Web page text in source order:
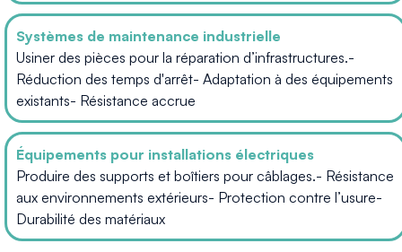
Systèmes de maintenance industrielle
Usiner des pièces pour la réparation d’infrastructures.-
Réduction des temps d'arrêt- Adaptation à des équipements
existants- Résistance accrue
Équipements pour installations électriques
Produire des supports et boîtiers pour câblages.- Résistance
aux environnements extérieurs- Protection contre l’usure-
Durabilité des matériaux